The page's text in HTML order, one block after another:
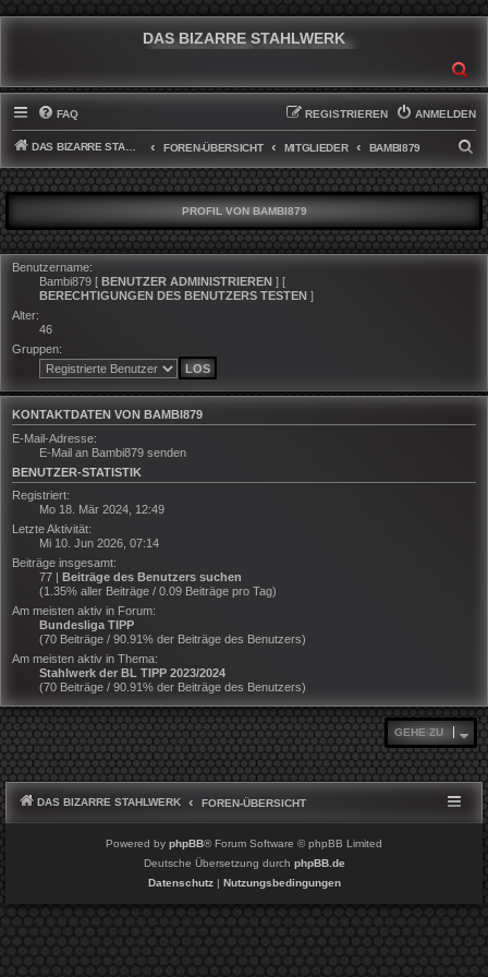
DAS BIZARRE STAHLWERK
FAQ ANMELDEN
REGISTRIEREN
DAS BIZARRE STAHLWERK FOREN-ÜBERSICHT MITGLIEDER BAMBI879
U
C
H
E
PROFIL VON BAMBI879
Benutzername:
Bambi879 [ BENUTZER ADMINISTRIEREN ] [
BERECHTIGUNGEN DES BENUTZERS TESTEN ]
Alter:
46
Gruppen:
KONTAKTDATEN VON BAMBI879
E-Mail-Adresse:
E-Mail an Bambi879 senden
BENUTZER-STATISTIK
Registriert:
Mo 18. Mär 2024, 12:49
Letzte Aktivität:
Mi 10. Jun 2026, 07:14
Beiträge insgesamt:
77 | Beiträge des Benutzers suchen
(1.35% aller Beiträge / 0.09 Beiträge pro Tag)
Am meisten aktiv in Forum:
Bundesliga TIPP
(70 Beiträge / 90.91% der Beiträge des Benutzers)
Am meisten aktiv in Thema:
Stahlwerk der BL TIPP 2023/2024
(70 Beiträge / 90.91% der Beiträge des Benutzers)
GEHE ZU
DAS BIZARRE STAHLWERK FOREN-ÜBERSICHT
Powered by phpBB® Forum Software © phpBB Limited
Deutsche Übersetzung durch phpBB.de
Datenschutz| Nutzungsbedingungen